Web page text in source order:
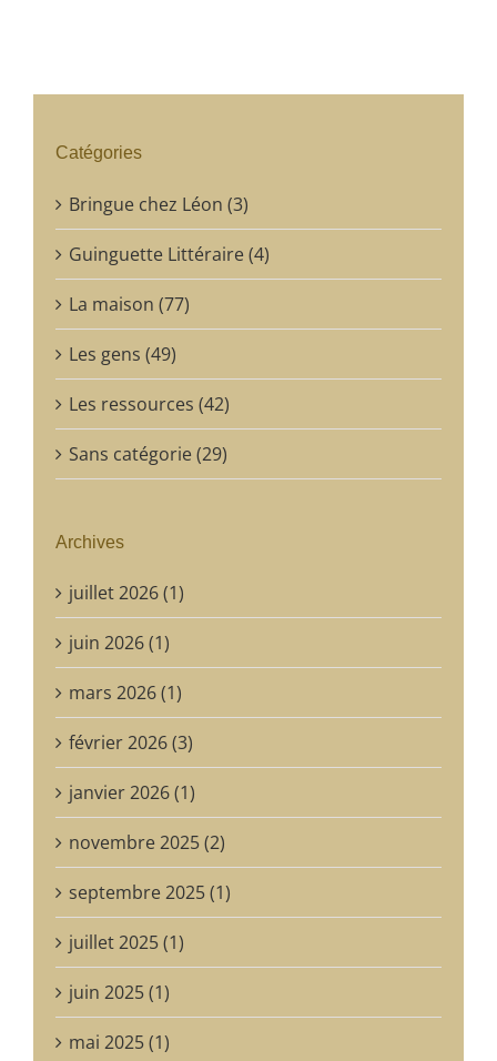
Catégories
Bringue chez Léon (3)
Guinguette Littéraire (4)
La maison (77)
Les gens (49)
Les ressources (42)
Sans catégorie (29)
Archives
juillet 2026 (1)
juin 2026 (1)
mars 2026 (1)
février 2026 (3)
janvier 2026 (1)
novembre 2025 (2)
septembre 2025 (1)
juillet 2025 (1)
juin 2025 (1)
mai 2025 (1)